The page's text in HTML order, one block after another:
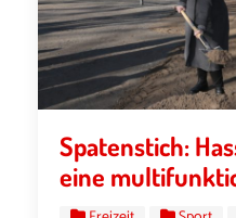
Spatenstich:
eine